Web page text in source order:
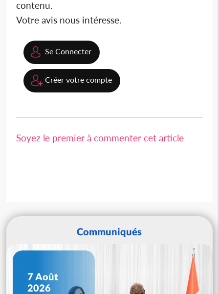
contenu.
Votre avis nous intéresse.
Se Connecter
Créer votre compte
Soyez le premier à commenter cet article
Communiqués
7 Août
2026